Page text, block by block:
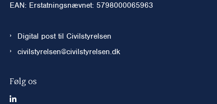
EAN: Erstatningsnævnet: 5798000065963
Digital post til Civilstyrelsen
civilstyrelsen@civilstyrelsen.dk
Følg os